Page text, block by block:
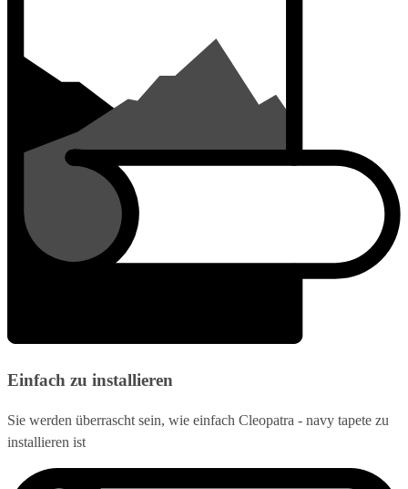
Einfach zu installieren
Sie werden überrascht sein, wie einfach Cleopatra - navy tapete zu
installieren ist